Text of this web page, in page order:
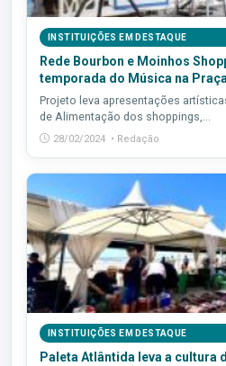
INSTITUIÇÕES EM DESTAQUE
Rede Bourbon e Moinhos
temporada do Música na Praça
Projeto leva apresentações
de Alimentação dos shoppings,...
28/02/2024 • Redação
INSTITUIÇÕES EM DESTAQUE
Paleta Atlântida leva a cultura